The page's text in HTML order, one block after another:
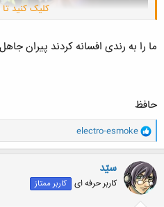
اصفهان، همچنین از مردم و نیرو‌های به
مساله «سگ‌گردانی» در جامعه انتقاد
بدحجاب حساسیت نشان نمی‌دهید؟ اگر
امام جمعه اصفهان همچنین خطاب به
بی‌حجاب‌هایی که با سفره ماه رمضان عکس
خیانت‌کارید."
کلیک کنید
ما را به رندی افسانه کردند پیران
حافظ
و
ا
ک
ن
ش
ه
ا
electro-esmoke
سیّد
کاربر حرفه ای کاربر ممتاز